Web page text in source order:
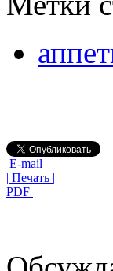
E-mail
| Печать |
PDF